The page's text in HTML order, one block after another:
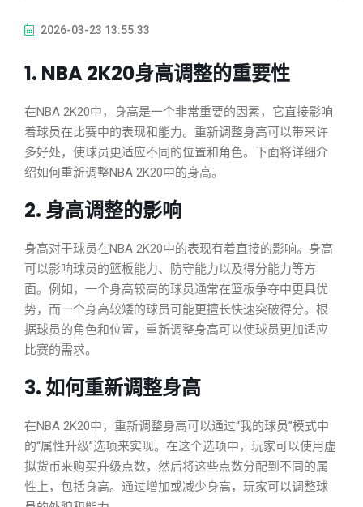
2026-03-23 13:55:33
1. NBA 2K20身高调整的重要性
在NBA 2K20中，身高是一个非常重要的因素，它直接影响
着球员在比赛中的表现和能力。重新调整身高可以带来许
多好处，使球员更适应不同的位置和角色。下面将详细介
绍如何重新调整NBA 2K20中的身高。
2. 身高调整的影响
身高对于球员在NBA 2K20中的表现有着直接的影响。身高
可以影响球员的篮板能力、防守能力以及得分能力等方
面。例如，一个身高较高的球员通常在篮板争夺中更具优
势，而一个身高较矮的球员可能更擅长快速突破得分。根
据球员的角色和位置，重新调整身高可以使球员更加适应
比赛的需求。
3. 如何重新调整身高
在NBA 2K20中，重新调整身高可以通过“我的球员”模式中
的“属性升级”选项来实现。在这个选项中，玩家可以使用虚
拟货币来购买升级点数，然后将这些点数分配到不同的属
性上，包括身高。通过增加或减少身高，玩家可以调整球